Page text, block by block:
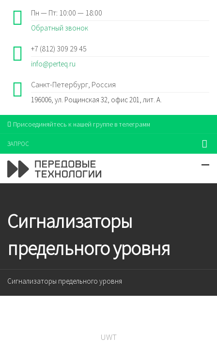
Пн — Пт: 10:00 — 18:00
Обратный звонок
+7 (812) 309 29 45
info@perteq.ru
Санкт-Петербург, Россия
196006, ул. Рощинская 32, офис 201, лит. А.
Присоединяйтесь к нашей группе в телеграмм
ЗАПРОС
Сигнализаторы
предельного уровня
Сигнализаторы предельного уровня
UWT